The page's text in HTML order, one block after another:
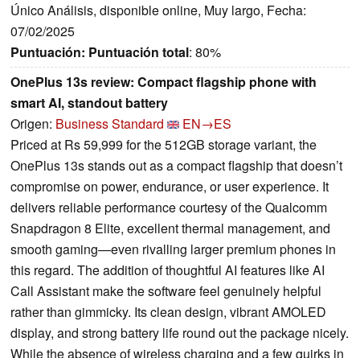
Único Análisis, disponible online, Muy largo, Fecha:
07/02/2025
Puntuación: Puntuación total: 80%
OnePlus 13s review: Compact flagship phone with
smart AI, standout battery
Origen: Business Standard
EN→ES
Priced at Rs 59,999 for the 512GB storage variant, the
OnePlus 13s stands out as a compact flagship that doesn’t
compromise on power, endurance, or user experience. It
delivers reliable performance courtesy of the Qualcomm
Snapdragon 8 Elite, excellent thermal management, and
smooth gaming—even rivalling larger premium phones in
this regard. The addition of thoughtful AI features like AI
Call Assistant make the software feel genuinely helpful
rather than gimmicky. Its clean design, vibrant AMOLED
display, and strong battery life round out the package nicely.
While the absence of wireless charging and a few quirks in